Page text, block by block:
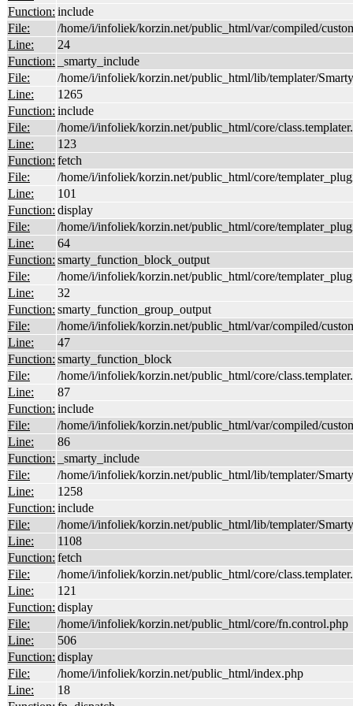
Function: include
File:
/home/i/infoliek/korzin.net/public_html/var/compiled/
Line:
24
Function:
_smarty_include
File:
/home/i/infoliek/korzin.net/public_html/lib/templater/
Line:
1265
Function: include
File:
/home/i/infoliek/korzin.net/public_html/core/
Line:
123
Function: fetch
File:
/home/i/infoliek/korzin.net/public_html/core/
Line:
101
Function: display
File:
/home/i/infoliek/korzin.net/public_html/core/
Line:
64
Function: smarty_function_block_output
File:
/home/i/infoliek/korzin.net/public_html/core/
Line:
32
Function: smarty_function_group_output
File:
/home/i/infoliek/korzin.net/public_html/var/compiled/
Line:
47
Function: smarty_function_block
File:
/home/i/infoliek/korzin.net/public_html/core/
Line:
87
Function: include
File:
/home/i/infoliek/korzin.net/public_html/var/compiled/
Line:
86
Function:
_smarty_include
File:
/home/i/infoliek/korzin.net/public_html/lib/templater/
Line:
1258
Function: include
File:
/home/i/infoliek/korzin.net/public_html/lib/templater/
Line:
1108
Function: fetch
File:
/home/i/infoliek/korzin.net/public_html/core/
Line:
121
Function: display
File:
/home/i/infoliek/korzin.net/public_html/core/fn.control.php
Line:
506
Function: display
File:
/home/i/infoliek/korzin.net/public_html/index.php
Line:
18